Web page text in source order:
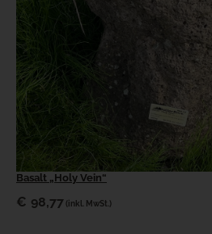
Basalt „Holy Vein“
€ 98,77(inkl. MwSt.)